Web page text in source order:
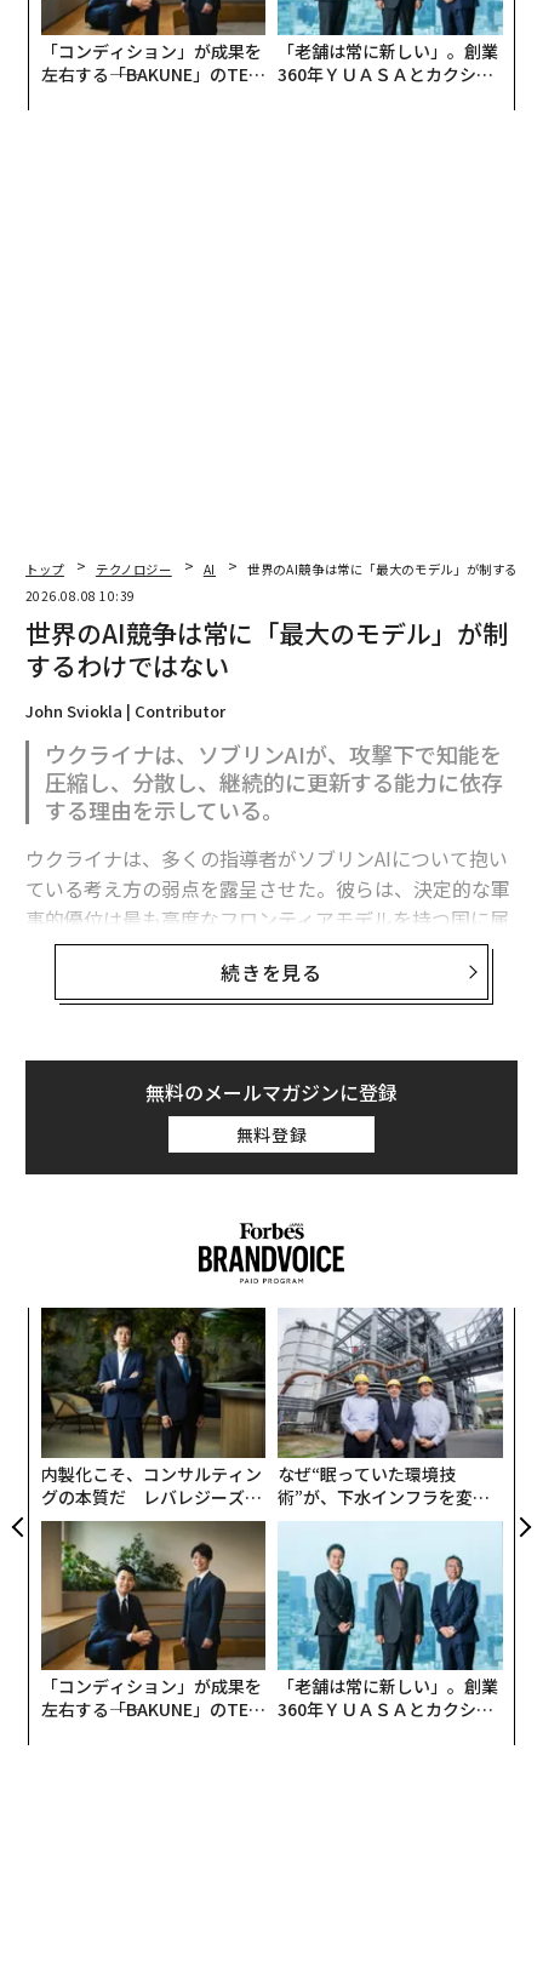
翻訳・編集＝安藤清香
2026年9月号発売中
最新号の購入はこちらから
メンバーシップに登録する
プーチン大統領が作り上げた「戦争物語」、信じた先に待ち受けるもの
ロシア政府がポップカルチャーを利用、戦況から大衆の注意をそらすため
ロシアのインターネット遮断が裏目に 大統領と国民の間で深まる亀裂
国内外で苦境に立つプーチン露大統領、中東の混乱だけが救いの綱か
タグ： Updates：ウクライナ情勢 ロシア ロシア経済
連載
Updates：ウクライナ情勢
「コンディション」が成果を
左右する――「BAKUNE」のTEN
「老舗は常に新しい」。創業
360年ＹＵＡＳＡとカクシン
トップ テクノロジー AI
世界のAI競争は常に「最大のモデル」が制するわ
2026.08.08 10:39
世界のAI競争は常に「最大のモデル」が制
するわけではない
John Sviokla | Contributor
ウクライナは、ソブリンAIが、攻撃下で知能を
圧縮し、分散し、継続的に更新する能力に依存
する理由を示している。
ウクライナは、多くの指導者がソブリンAIについて抱い
ている考え方の弱点を露呈させた。彼らは、決定的な軍
事的優位は最も高度なフロンティアモデルを持つ国に属
すると想定している。
フロンティア能力は極めて重要である。だがウクライナ
ず、完成形ではないということだ。
有用な戦略モデルは次のように表せる。
それを国家目標に移転・圧縮・適応させる能力 × 部隊
全体への展開密度 × 更新・適応の速度 × 戦闘条件下で
これは実証的に検証された方程式ではない。システム全
体を考えるための枠組みである。
各要素が乗算で結びつくのは、1つの要素がほぼゼロで
あれば、他の強みを打ち消し得るからだ。世界で最も賢
いモデルであっても、利用可能なハードウェア上で動作
せず、電子戦を生き延びられず、戦術の最前線に届か
ず、敵が戦術を変えるたびに更新できないのであれば、
戦場での価値は限られる。
ウクライナは、このシステムレベルのアプローチの重要
性、そして一部領域ではその優位性を、繰り返し示して
きた。同国の防衛エコシステムは、前線の運用担当者、
続きを見る
無料のメールマガジンに登録
無料登録
内製化こそ、コンサルティン
グの本質だ レバレジーズが
実践する、次世代ファームの
全貌
なぜ“眠っていた環境技
術”が、下水インフラを変え
たのか──産総研×月島JFE
アクアソリューションの10年
「コンディション」が成果を
左右する――「BAKUNE」のTEN
「老舗は常に新しい」。創業
360年ＹＵＡＳＡとカクシン